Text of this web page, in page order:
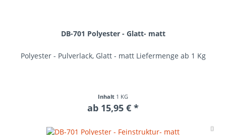
DB-701 Polyester - Glatt- matt
Polyester - Pulverlack, Glatt - matt Liefermenge ab 1 Kg
Inhalt 1 KG
ab 15,95 € *